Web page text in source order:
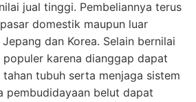
jual tinggi. Pembeliannya terus
domestik maupun luar
dan Korea. Selain bernilai
karena dianggap dapat
tubuh serta menjaga sistem
pembudidayaan belut dapat